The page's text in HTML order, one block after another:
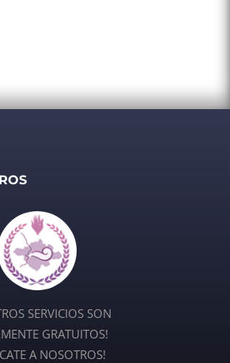
SERVICIOS SON
GRATUITOS!
A NOSOTROS!